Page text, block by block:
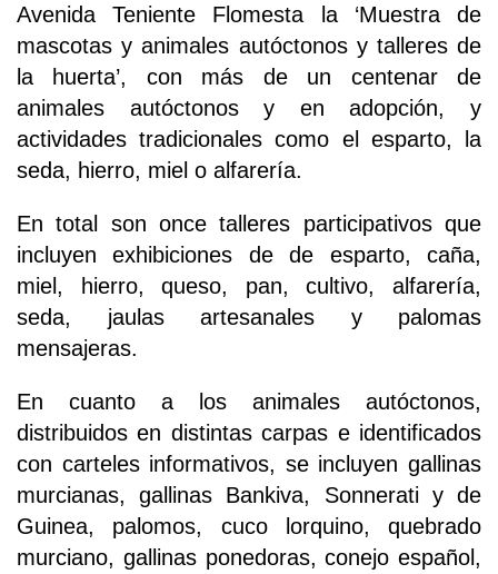
Avenida Teniente Flomesta la ‘Muestra de
mascotas y animales autóctonos y talleres de
la huerta’, con más de un centenar de
animales autóctonos y en adopción, y
actividades tradicionales como el esparto, la
seda, hierro, miel o alfarería.
En total son once talleres participativos que
incluyen exhibiciones de de esparto, caña,
miel, hierro, queso, pan, cultivo, alfarería,
seda, jaulas artesanales y palomas
mensajeras.
En cuanto a los animales autóctonos,
distribuidos en distintas carpas e identificados
con carteles informativos, se incluyen gallinas
murcianas, gallinas Bankiva, Sonnerati y de
Guinea, palomos, cuco lorquino, quebrado
murciano, gallinas ponedoras, conejo español,